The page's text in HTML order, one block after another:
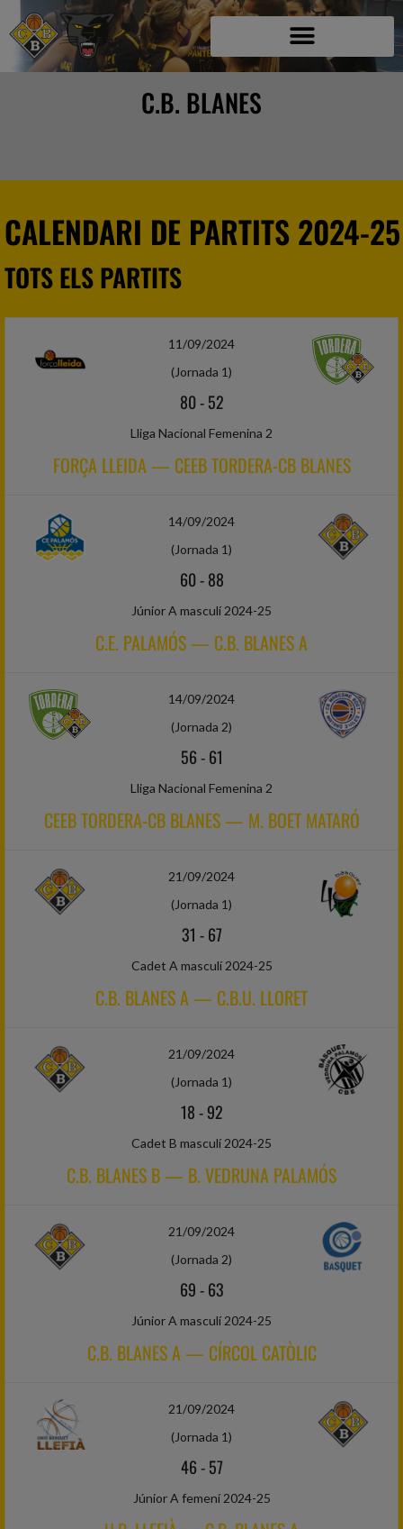
C.B. BLANES
CALENDARI DE PARTITS 2024-25
TOTS ELS PARTITS
11/09/2024
(Jornada 1)
80-52
Lliga Nacional Femenina 2
FORÇA LLEIDA — CEEB TORDERA-CB BLANES
14/09/2024
(Jornada 1)
60-88
Júnior A masculí 2024-25
C.E. PALAMÓS — C.B. BLANES A
14/09/2024
(Jornada 2)
56-61
Lliga Nacional Femenina 2
CEEB TORDERA-CB BLANES — M. BOET MATARÓ
21/09/2024
(Jornada 1)
31 -67
Cadet A masculí 2024-25
C.B. BLANES A — C.B.U. LLORET
21/09/2024
(Jornada 1)
18-92
Cadet B masculí 2024-25
C.B. BLANES B — B. VEDRUNA PALAMÓS
21/09/2024
(Jornada 2)
69-63
Júnior A masculí 2024-25
C.B. BLANES A — CÍRCOL CATÒLIC
21/09/2024
(Jornada 1)
46-57
Júnior A femení 2024-25